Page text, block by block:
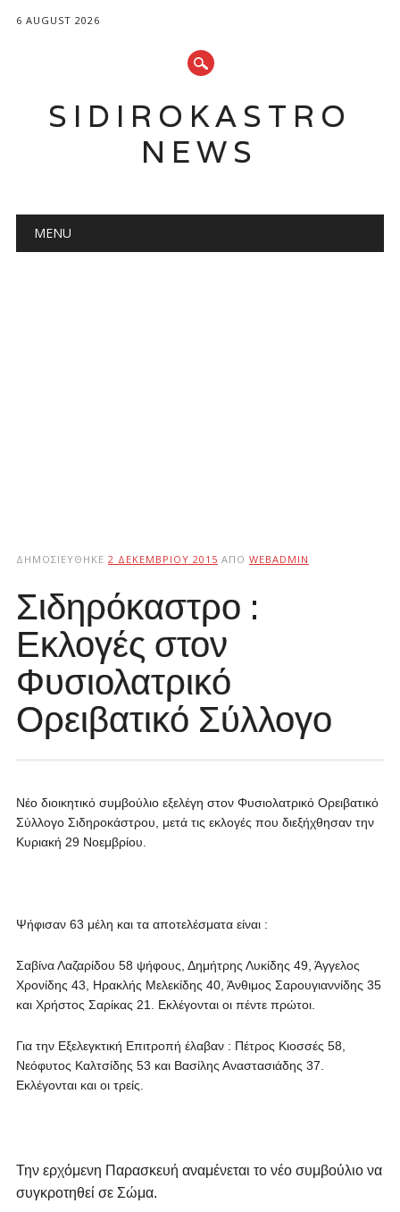
6 AUGUST 2026
SIDIROKASTRO
NEWS
Main menu
MENU
ΔΗΜΟΣΙΕΎΘΗΚΕ 2 ΔΕΚΕΜΒΡΊΟΥ 2015 ΑΠΌ WEBADMIN
Σιδηρόκαστρο :
Εκλογές στον
Φυσιολατρικό
Ορειβατικό Σύλλογο
Νέο διοικητικό συμβούλιο εξελέγη στον Φυσιολατρικό Ορειβατικό
Σύλλογο Σιδηροκάστρου, μετά τις εκλογές που διεξήχθησαν την
Κυριακή 29 Νοεμβρίου.
Ψήφισαν 63 μέλη και τα αποτελέσματα είναι :
Σαβίνα Λαζαρίδου 58 ψήφους, Δημήτρης Λυκίδης 49, Άγγελος
Χρονίδης 43, Ηρακλής Μελεκίδης 40, Άνθιμος Σαρουγιαννίδης 35
και Χρήστος Σαρίκας 21. Εκλέγονται οι πέντε πρώτοι.
Για την Εξελεγκτική Επιτροπή έλαβαν : Πέτρος Κιοσσές 58,
Νεόφυτος Καλτσίδης 53 και Βασίλης Αναστασιάδης 37.
Εκλέγονται και οι τρείς.
Την ερχόμενη Παρασκευή αναμένεται το νέο συμβούλιο να
συγκροτηθεί σε Σώμα.